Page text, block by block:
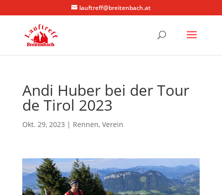
lauftreff@breitenbach.at
Andi Huber bei der Tour
de Tirol 2023
Okt. 29, 2023 | Rennen, Verein